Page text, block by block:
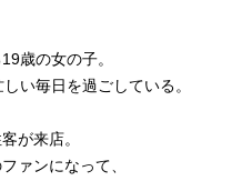
歳の女の子。
い毎日を過ごしている。
が来店。
ァンになって、